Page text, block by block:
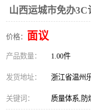
山西运城市免办3C
价格： 面议
产品数量： 1.00件
发货地址： 浙江省温州
关键词： 质量体系,防